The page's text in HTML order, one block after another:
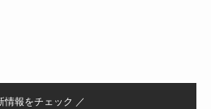
情報をチェック ／